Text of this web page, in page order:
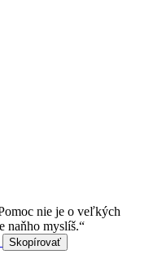
Skopírovať